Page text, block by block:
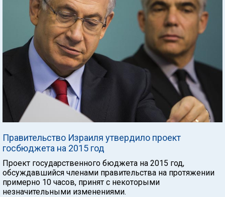
Правительство Израиля утвердило проект
госбюджета на 2015 год
Проект государственного бюджета на 2015 год,
обсуждавшийся членами правительства на протяжении
примерно 10 часов, принят с некоторыми
незначительными изменениями.